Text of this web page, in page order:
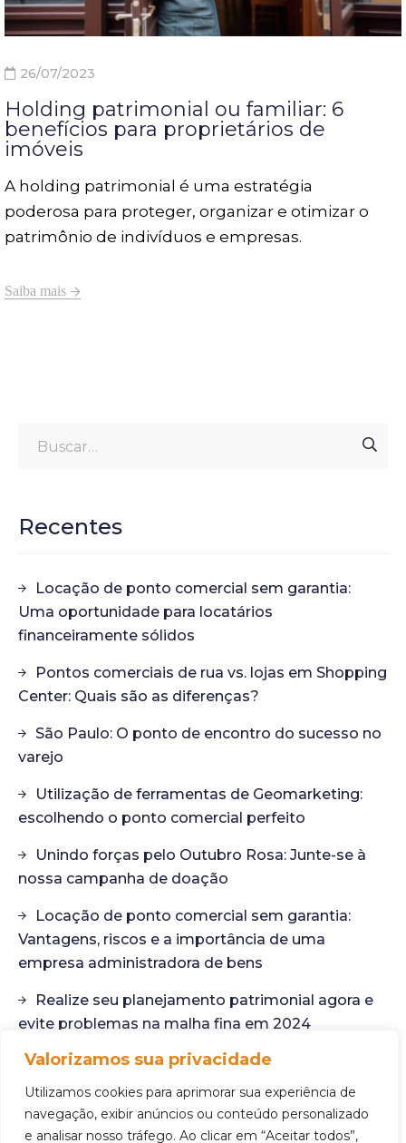
Valorizamos sua privacidade
Utilizamos cookies para aprimorar sua experiência de
navegação, exibir anúncios ou conteúdo personalizado
e analisar nosso tráfego. Ao clicar em “Aceitar todos”,
26/07/2023
Holding patrimonial ou familiar: 6
benefícios para proprietários de
imóveis
A holding patrimonial é uma estratégia
poderosa para proteger, organizar e otimizar o
patrimônio de indivíduos e empresas.
Saiba mais
Recentes
Locação de ponto comercial sem garantia:
Uma oportunidade para locatários
financeiramente sólidos
Pontos comerciais de rua vs. lojas em Shopping
Center: Quais são as diferenças?
São Paulo: O ponto de encontro do sucesso no
varejo
Utilização de ferramentas de Geomarketing:
escolhendo o ponto comercial perfeito
Unindo forças pelo Outubro Rosa: Junte-se à
nossa campanha de doação
Locação de ponto comercial sem garantia:
Vantagens, riscos e a importância de uma
empresa administradora de bens
Realize seu planejamento patrimonial agora e
evite problemas na malha fina em 2024
Desvendando o potencial dos imóveis não
anunciados: Sua próxima oportunidade de ponto
comercial